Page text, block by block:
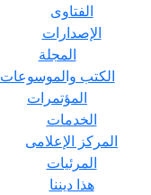
الفتاوى
الإصدارات
المجلة
الكتب والموسوعات
المؤتمرات
الخدمات
المركز الإعلامى
المرئيات
هذا ديننا